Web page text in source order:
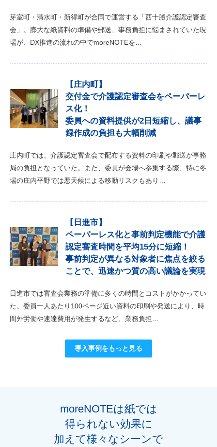
芽室町・清水町・新得町が合同で運営する「西十勝介護認定審査
会」。膨大な紙資料の準備や郵送、事務負担に悩まされていた現
場が、DX推進の流れの中でmoreNOTEを…
【庄内町】
交付金で介護認定審査会をペーパーレ
ス化！
委員への資料提供が2日短縮し、議事
録作成の負担も大幅削減
庄内町では、介護認定審査会で配布する資料の印刷や郵送が事務
局の負担となっていた。また、委員が会場へ参集する際、特に冬
場の庄内平野では悪天候による移動リスクもあり…
【日進市】
ペーパーレス化と事前判定機能で介護
認定審査時間を平均15分に短縮！
事前判定が異なる対象者に焦点を絞る
ことで、迅速かつ質の高い議論を実現
日進市では審査会業務の準備に多くの時間とコストがかかってい
た。委員一人あたり100ページ近い資料の印刷や発送により、時
間外労働や速達費用が発生するなど、業務負担…
導入事例をもっと見る
moreNOTEは紙では
得られない効果に
加えて様々なシーンで